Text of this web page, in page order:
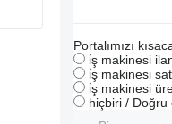
Portalımızı
i̇ş makinesi
i̇ş makinesi
i̇ş makinesi
hiçbiri / Doğru